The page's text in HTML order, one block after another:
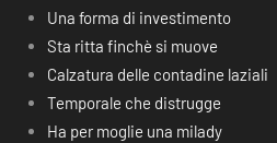
Una forma di investimento
Sta ritta finchè si muove
Calzatura delle contadine laziali
Temporale che distrugge
Ha per moglie una milady